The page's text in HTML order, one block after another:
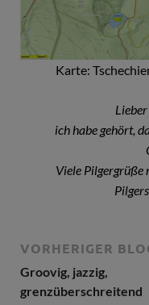
Karte:
ich habe gehört,
Viele Pilgergrüße
VORHERIGER
Groovig, jazzig,
grenzüberschreitend